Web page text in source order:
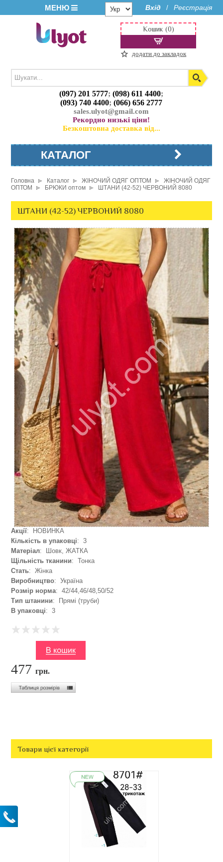
МЕНЮ Вхід / Реєстрація
(097) 201 5777;(098) 611 4400;
(093) 740 4400;(066) 656 2777
sales.ulyot@gmail.com
Рекордно низькі ціни!
Безкоштовна доставка від...
Кошик (0)
додати до закладок
КАТАЛОГ
Головна Каталог ЖІНОЧИЙ ОДЯГ ОПТОМ
ЖІНОЧИЙ ОДЯГ
ОПТОМ
БРЮКИ оптом ШТАНИ (42-52) ЧЕРВОНИЙ 8080
ШТАНИ (42-52) ЧЕРВОНИЙ 8080
Акції: НОВИНКА
Кількість в упаковці: 3
Матеріал: Шовк, ЖАТКА
Щільність тканини: Тонка
Стать: Жінка
Виробництво: Україна
Розмір норма: 42/44,46/48,50/52
Тип штанини: Прямі (труби)
В упаковці: 3
477грн.
Товари цієї категорії